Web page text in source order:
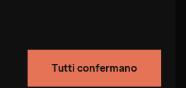
Tutti confermano